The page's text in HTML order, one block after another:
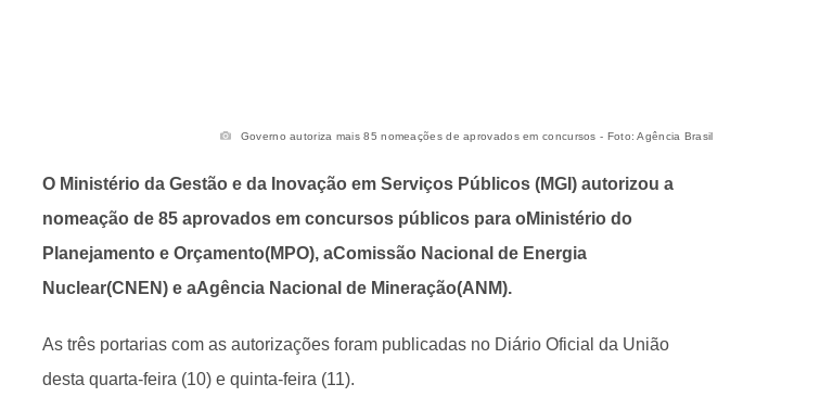
Governo autoriza mais 85 nomeações de aprovados em concursos - Foto: Agência Brasil
O Ministério da Gestão e da Inovação em Serviços Públicos (MGI) autorizou a
nomeação de 85 aprovados em concursos públicos para oMinistério do
Planejamento e Orçamento(MPO), aComissão Nacional de Energia
Nuclear(CNEN) e aAgência Nacional de Mineração(ANM).
As três portarias com as autorizações foram publicadas no Diário Oficial da União
desta quarta-feira (10) e quinta-feira (11).